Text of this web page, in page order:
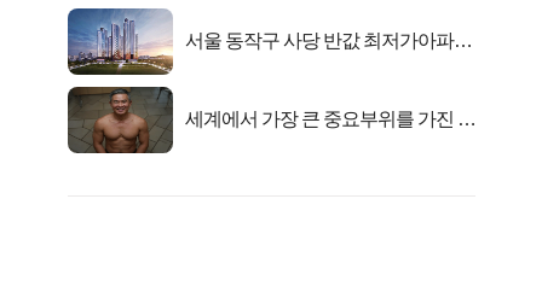
서울 동작구 사당 반값 최저가아파트
세계에서 가장 큰 중요부위를 가진 남